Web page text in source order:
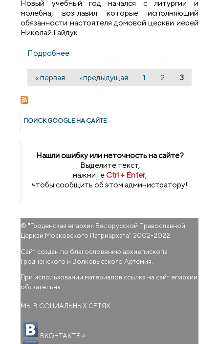
Новый учебный год начался с литургии и
молебна, возглавил которые исполняющий
обязанности настоятеля домовой церкви иерей
Николай Гайдук.
Подробнее
воскресной школе храма Архиерейского
Страницы
« первая ‹ предыдущая 1 2 3
ПОИСК GOОGLE НА САЙТЕ
Нашли ошибку или неточность на сайте?
Выделите текст,
нажмитеCtrl + Enter,
чтобы сообщить об этом администратору!
© "Гроденская епархия Белорусской Православной
Церкви Московского Патриархата" 2002-2022
Сайт создан по благословению архиепископа
Гродненского и Волковысского Артемия.
При использовании материалов ссылка на сайт епархии
обязательна.
МЫ В СОЦИАЛЬНЫХ СЕТЯХ
ВКОНТАКТЕ